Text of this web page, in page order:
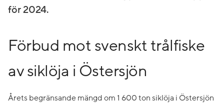
för 2024.
Förbud mot svenskt trålfiske
av siklöja i Östersjön
Årets begränsande mängd om 1 600 ton siklöja i Östersjön